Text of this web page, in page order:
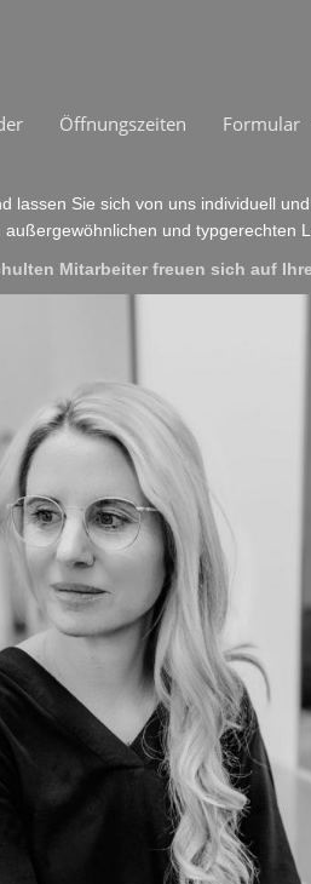
Öffnungszeiten Formular
lassen Sie sich von uns individuell
außergewöhnlichen und typgerechten
Mitarbeiter freuen sich auf